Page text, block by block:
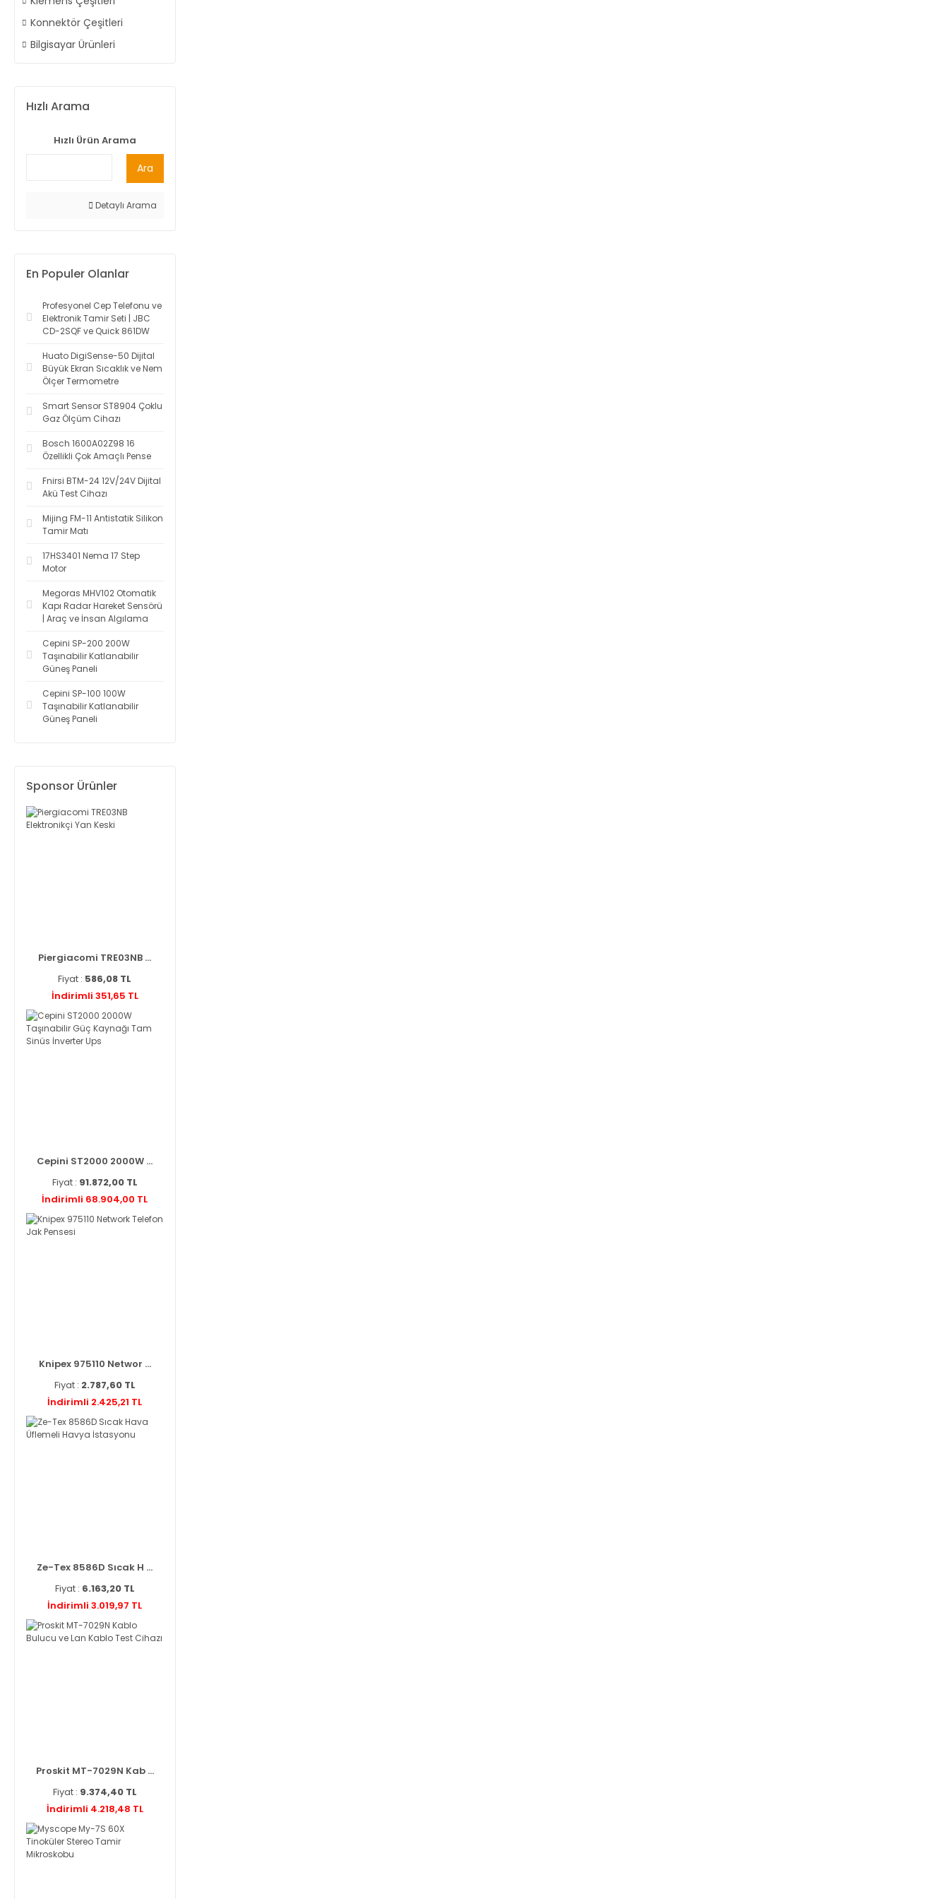
Konnektör Çeşitleri
Bilgisayar Ürünleri
Hızlı Arama
Hızlı Ürün Arama
Ara
Detaylı Arama
En Populer Olanlar
Profesyonel Cep Telefonu ve
Elektronik Tamir Seti | JBC
CD-2SQF ve Quick 861DW
Huato DigiSense-50 Dijital
Büyük Ekran Sıcaklık ve Nem
Ölçer Termometre
Smart Sensor ST8904 Çoklu
Gaz Ölçüm Cihazı
Bosch 1600A02Z98 16
Özellikli Çok Amaçlı Pense
Fnirsi BTM-24 12V/24V Dijital
Akü Test Cihazı
Mijing FM-11 Antistatik Silikon
Tamir Matı
17HS3401 Nema 17 Step
Motor
Megoras MHV102 Otomatik
Kapı Radar Hareket Sensörü
| Araç ve İnsan Algılama
Cepini SP-200 200W
Taşınabilir Katlanabilir
Güneş Paneli
Cepini SP-100 100W
Taşınabilir Katlanabilir
Güneş Paneli
Sponsor Ürünler
Piergiacomi TRE03NB ...
Fiyat : 586,08 TL
İndirimli 351,65 TL
Cepini ST2000 2000W ...
Fiyat : 91.872,00 TL
İndirimli 68.904,00 TL
Knipex 975110 Networ ...
Fiyat : 2.787,60 TL
İndirimli 2.425,21 TL
Ze-Tex 8586D Sıcak H ...
Fiyat : 6.163,20 TL
İndirimli 3.019,97 TL
Proskit MT-7029N Kab ...
Fiyat : 9.374,40 TL
İndirimli 4.218,48 TL